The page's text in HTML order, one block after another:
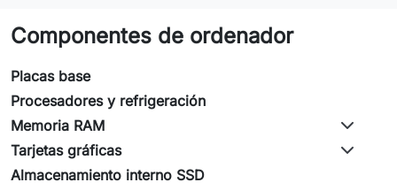
Componentes de ordenador
Placas base
Procesadores y refrigeración
Memoria RAM
Tarjetas gráficas
Almacenamiento interno SSD